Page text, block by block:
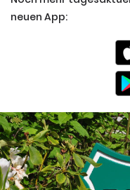
neuen App: